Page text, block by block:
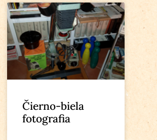
Čierno-biela
fotografia